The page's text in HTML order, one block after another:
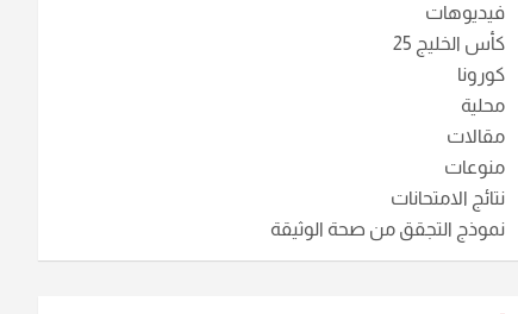
فيديوهات
كأس الخليج 25
كورونا
محلية
مقالات
منوعات
نتائج الامتحانات
نموذج التجقق من صحة الوثيقة